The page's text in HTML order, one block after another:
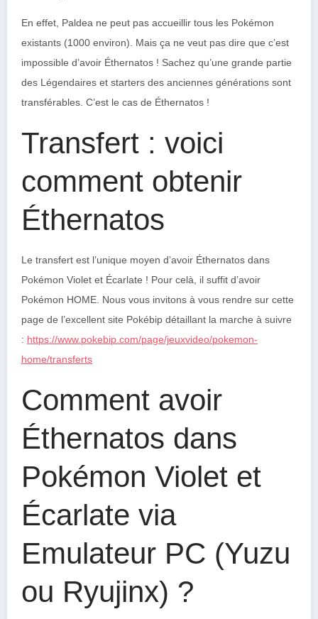
En effet, Paldea ne peut pas accueillir tous les Pokémon
existants (1000 environ). Mais ça ne veut pas dire que c’est
impossible d’avoir Éthernatos ! Sachez qu’une grande partie
des Légendaires et starters des anciennes générations sont
transférables. C’est le cas de Éthernatos !
Transfert : voici
comment obtenir
Éthernatos
Le transfert est l’unique moyen d’avoir Éthernatos dans
Pokémon Violet et Écarlate ! Pour celà, il suffit d’avoir
Pokémon HOME. Nous vous invitons à vous rendre sur cette
page de l’excellent site Pokébip détaillant la marche à suivre
: https://www.pokebip.com/page/jeuxvideo/pokemon-
home/transferts
Comment avoir
Éthernatos dans
Pokémon Violet et
Écarlate via
Emulateur PC (Yuzu
ou Ryujinx) ?